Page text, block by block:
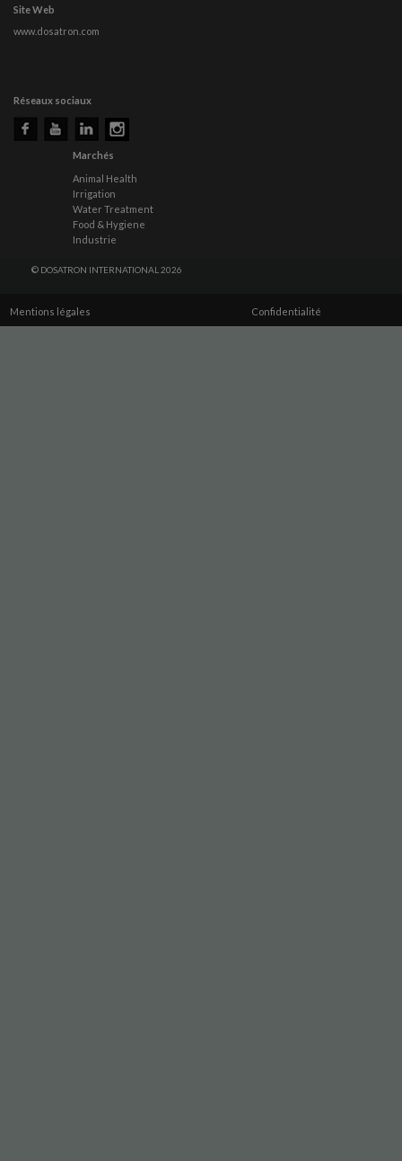
Site Web
www.dosatron.com
Réseaux sociaux
Marchés
Animal Health
Irrigation
Water Treatment
Food & Hygiene
Industrie
© DOSATRON INTERNATIONAL 2026
Mentions légales Confidentialité